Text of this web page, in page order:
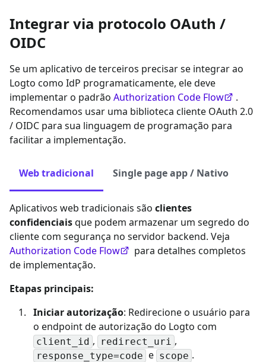
Integrar via protocolo OAuth /
OIDC
Se um aplicativo de terceiros precisar se integrar ao
Logto como IdP programaticamente, ele deve
implementar o padrão Authorization Code Flow
.
Recomendamos usar uma biblioteca cliente OAuth 2.0
/ OIDC para sua linguagem de programação para
facilitar a implementação.
Web tradicional Single page app / Nativo
Aplicativos web tradicionais são clientes
confidenciaisque podem armazenar um segredo do
cliente com segurança no servidor backend. Veja
Authorization Code Flow
para detalhes completos
de implementação.
Etapas principais:
Iniciar autorização: Redirecione o usuário para
o endpoint de autorização do Logto com
client_id , redirect_uri ,
response_type=code e scope .